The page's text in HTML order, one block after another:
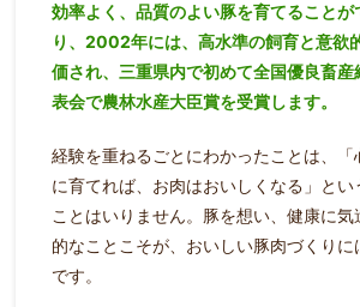
効率よく、品質のよい豚を育てることが
り、2002年には、高水準の飼育と意欲
価され、三重県内で初めて全国優良畜産
表会で農林水産大臣賞を受賞します。
経験を重ねるごとにわかったことは、「
に育てれば、お肉はおいしくなる」とい
ことはいりません。豚を想い、健康に気
的なことこそが、おいしい豚肉づくり
です。